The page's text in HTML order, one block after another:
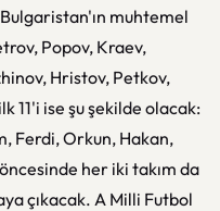
muhtemel
Popov, Kraev,
Hristov, Petkov,
11'i ise şu şekilde olacak:
Ferdi, Orkun, Hakan,
her iki takım da
çıkacak. A Milli Futbol